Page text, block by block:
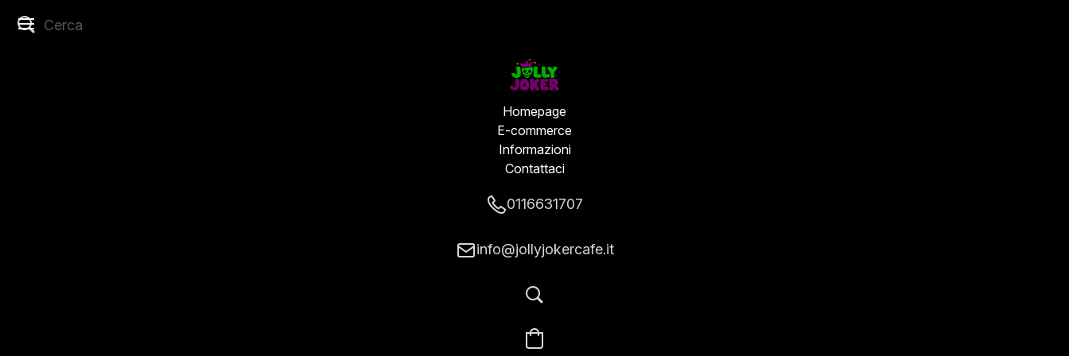
Homepage
E-commerce
Informazioni
Contattaci
0116631707
info@jollyjokercafe.it